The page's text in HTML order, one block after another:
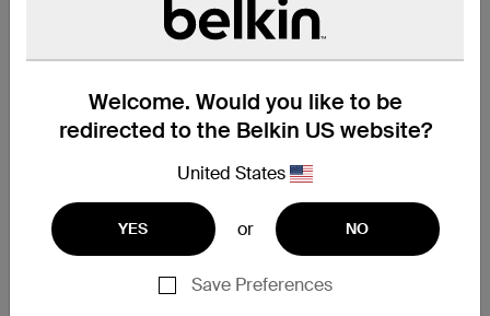
Welcome. Would you like to be
redirected to the Belkin US website?
United States
YES or NO
Save Preferences